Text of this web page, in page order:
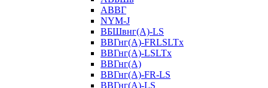
АВВГ
NYM-J
ВБШвнг(А)-LS
ВВГнг(A)-FRLSLTx
ВВГнг(A)-LSLTx
ВВГнг(А)
ВВГнг(А)-FR-LS
ВВГнг(А)-LS